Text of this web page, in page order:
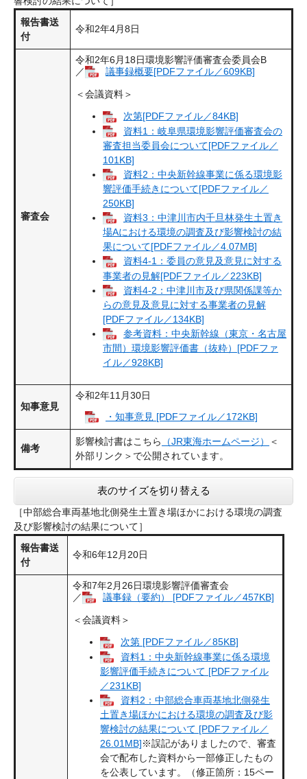
報告書送
付
令和2年4月8日
審査会
令和2年6月18日環境影響評価審査会委員会B
／
議事録概要[PDFファイル／609KB]
＜会議資料＞
次第[PDFファイル／84KB]
資料1：岐阜県環境影響評価審査会の
審査担当委員会について[PDFファイル／
101KB]
資料2：中央新幹線事業に係る環境影
響評価手続きについて[PDFファイル／
250KB]
資料3：中津川市内千旦林発生土置き
場Aにおける環境の調査及び影響検討の結
果について[PDFファイル／4.07MB]
資料4-1：委員の意見及意見に対する
事業者の見解[PDFファイル／223KB]
資料4-2：中津川市及び県関係課等か
らの意見及意見に対する事業者の見解
[PDFファイル／134KB]
参考資料：中央新幹線（東京・名古屋
市間）環境影響評価書（抜粋）[PDFファ
イル／928KB]
知事意見
令和2年11月30日
・知事意見 [PDFファイル／172KB]
備考
影響検討書はこちら （JR東海ホームページ）
＜
外部リンク＞ で公開されています。
表のサイズを切り替える
［中部総合車両基地北側発生土置き場ほかにおける環境の調査
及び影響検討の結果について］
報告書送
付
令和6年12月20日
令和7年2月26日環境影響評価審査会
／
議事録（要約） [PDFファイル／457KB]
＜会議資料＞
次第 [PDFファイル／85KB]
資料1：中央新幹線事業に係る環境
影響評価手続きについて [PDFファイル
／231KB]
資料2：中部総合車両基地北側発生
土置き場ほかにおける環境の調査及び影
響検討の結果について [PDFファイル／
26.01MB]※誤記がありましたので、審査
会で配布した資料から一部修正したもの
を公表しています。（修正箇所：15ペー